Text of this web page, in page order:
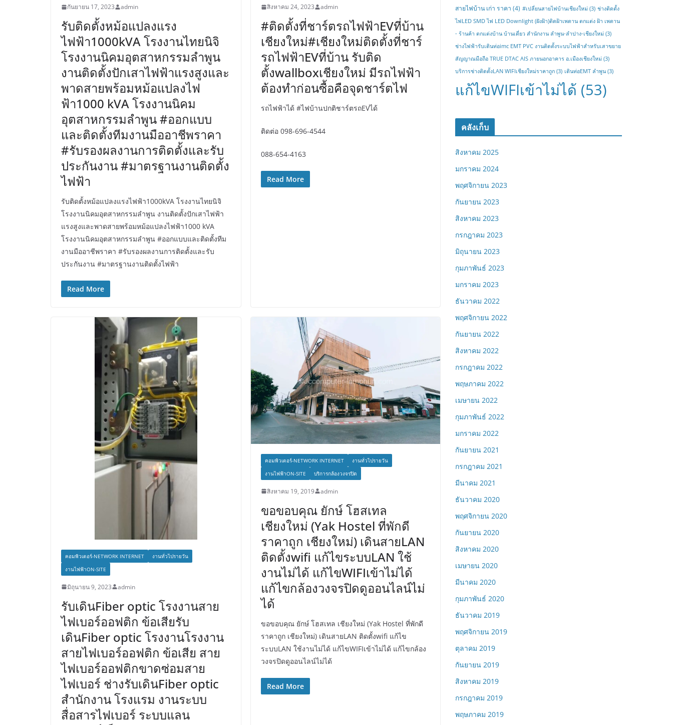
กันยายน 17, 2023 admin
รับติดตั้งหม้อแปลงแรง
ไฟฟ้า1000kVA โรงงานไทยนิจิ
โรงงานนิคมอุตสาหกรรมลำพูน
งานติดตั้งปักเสาไฟฟ้าแรงสูงและ
พาดสายพร้อมหม้อแปลงไฟ
ฟ้า1000 kVA โรงงานนิคม
อุตสาหกรรมลำพูน #ออกแบบ
และติดตั้งทีมงานมืออาชีพราคา
#รับรองผลงานการติดตั้งและรับ
ประกันงาน #มาตรฐานงานติดตั้ง
ไฟฟ้า
รับติดตั้งหม้อแปลงแรงไฟฟ้า1000kVA โรงงานไทยนิจิ
โรงงานนิคมอุตสาหกรรมลำพูน งานติดตั้งปักเสาไฟฟ้า
แรงสูงและพาดสายพร้อมหม้อแปลงไฟฟ้า1000 kVA
โรงงานนิคมอุตสาหกรรมลำพูน #ออกแบบและติดตั้งทีม
งานมืออาชีพราคา #รับรองผลงานการติดตั้งและรับ
ประกันงาน #มาตรฐานงานติดตั้งไฟฟ้า
Read More
สิงหาคม 24, 2023 admin
#ติดตั้งที่ชาร์ตรถไฟฟ้าEVที่บ้าน
เชียงใหม่#เชียงใหม่ติดตั้งที่ชาร์
รถไฟฟ้าEVที่บ้าน รับติด
ตั้งwallboxเชียงใหม่ มีรถไฟฟ้า
ต้องทำก่อนซื้อคือจุดชาร์ตไฟ
รถไฟฟ้าได้ #ไฟบ้านปกติชาร์ตรถEVได้
ติดต่อ 098-696-4544
088-654-4163
Read More
คอมพิวเตอร์-NETWORK INTERNET
งานทั่วไปรายวัน
งานไฟฟ้าON-SITE
มิถุนายน 9, 2023 admin
รับเดินFiber optic โรงงานสาย
ไฟเบอร์ออฟติก ข้อเสียรับ
เดินFiber optic โรงงานโรงงาน
สายไฟเบอร์ออฟติก ข้อเสีย สาย
ไฟเบอร์ออฟติกขาดซ่อมสาย
ไฟเบอร์ ช่างรับเดินFiber optic
สำนักงาน โรงแรม งานระบบ
สื่อสารไฟเบอร์ ระบบแลน
คอมพิวเตอร์-NETWORK INTERNET
งานทั่วไปรายวัน
งานไฟฟ้าON-SITE
บริการกล้องวงจรปิด
สิงหาคม 19, 2019 admin
ขอขอบคุณ ยักษ์ โฮสเทล
เชียงใหม่ (Yak Hostel ที่พักดี
ราคาถูก เชียงใหม่) เดินสายLAN
ติดตั้งwifi แก้ไขระบบLAN ใช้
งานไม่ได้ แก้ไขWIFIเข้าไม่ได้
แก้ไขกล้องวงจรปิดดูออนไลน์ไม่
ได้
ขอขอบคุณ ยักษ์ โฮสเทล เชียงใหม่ (Yak Hostel ที่พักดี
ราคาถูก เชียงใหม่) เดินสายLAN ติดตั้งwifi แก้ไข
ระบบLAN ใช้งานไม่ได้ แก้ไขWIFIเข้าไม่ได้ แก้ไขกล้อง
วงจรปิดดูออนไลน์ไม่ได้
Read More
สายไฟบ้าน เก่า ราคา (4) #เปลี่ยนสายไฟบ้านเชียงใหม่ (3) ช่างติดตั้ง
ไฟLED SMD ไฟ LED Downlight (ฝังฝ้า)ติดฝ้าเพดาน ตกแต่ง ฝ้า เพดาน
- ร้านค้า ตกแต่งบ้าน บ้านเดี่ยว สำนักงาน ลำพูน-ลำปาง-เชียงใหม่ (3)
ช่างไฟฟ้ารับเดินท่อimc EMT PVC งานติดตั้งระบบไฟฟ้าสำหรับเสาขยาย
สัญญาณมือถือ TRUE DTAC AIS ภายนอกอาคาร อ.เมืองเชียงใหม่ (3)
บริการช่างติดตั้งLAN WIFIเชียงใหม่ราคาถูก (3) เดินท่อEMT ลำพูน (3)
แก้ไขWIFIเข้าไม่ได้ (53)
คลังเก็บ
สิงหาคม 2025
มกราคม 2024
พฤศจิกายน 2023
กันยายน 2023
สิงหาคม 2023
กรกฎาคม 2023
มิถุนายน 2023
กุมภาพันธ์ 2023
มกราคม 2023
ธันวาคม 2022
พฤศจิกายน 2022
กันยายน 2022
สิงหาคม 2022
กรกฎาคม 2022
พฤษภาคม 2022
เมษายน 2022
กุมภาพันธ์ 2022
มกราคม 2022
กันยายน 2021
กรกฎาคม 2021
มีนาคม 2021
ธันวาคม 2020
พฤศจิกายน 2020
กันยายน 2020
สิงหาคม 2020
เมษายน 2020
มีนาคม 2020
กุมภาพันธ์ 2020
ธันวาคม 2019
พฤศจิกายน 2019
ตุลาคม 2019
กันยายน 2019
สิงหาคม 2019
กรกฎาคม 2019
พฤษภาคม 2019